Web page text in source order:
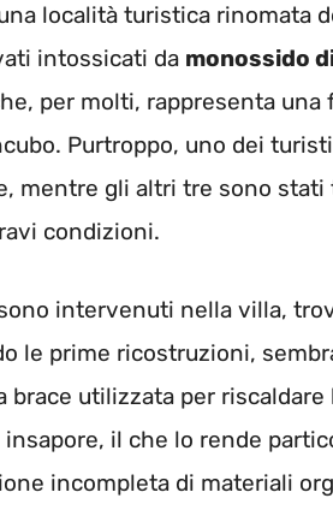
località turistica rinomata
intossicati da monossido
per molti, rappresenta una
Purtroppo, uno dei
mentre gli altri tre sono
condizioni.
intervenuti nella villa,
le prime ricostruzioni,
utilizzata per riscaldare
insapore, il che lo rende
incompleta di materiali